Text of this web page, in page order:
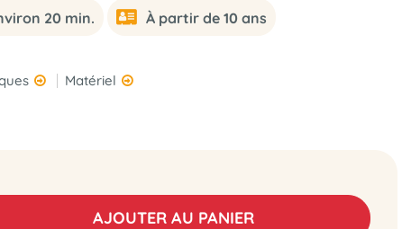
20 min. À partir de 10 ans
Matériel
AJOUTER AU PANIER